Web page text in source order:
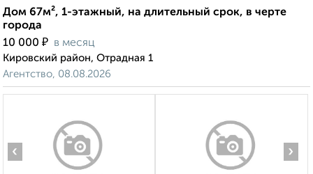
Дом 67м², 1-этажный, на длительный срок, в черте
города
10 000 ₽ в месяц
Кировский район, Отрадная 1
Агентство, 08.08.2026
‹ ›